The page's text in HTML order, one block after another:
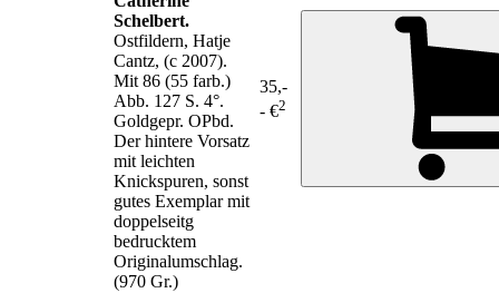
Schelbert.
Ostfildern, Hatje
Cantz, (c 2007).
Mit 86 (55 farb.)
Abb. 127 S. 4°.
Goldgepr. OPbd.
Der hintere Vorsatz
mit leichten
Knickspuren, sonst
gutes Exemplar mit
doppelseitg
bedrucktem
Originalumschlag.
(970 Gr.)
35,-
- €2